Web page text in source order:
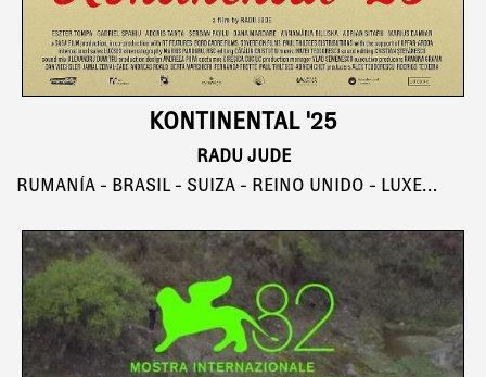
KONTINENTAL '25
RADU JUDE
RUMANÍA - BRASIL - SUIZA - REINO UNIDO - LUXEMBURGO, 109'